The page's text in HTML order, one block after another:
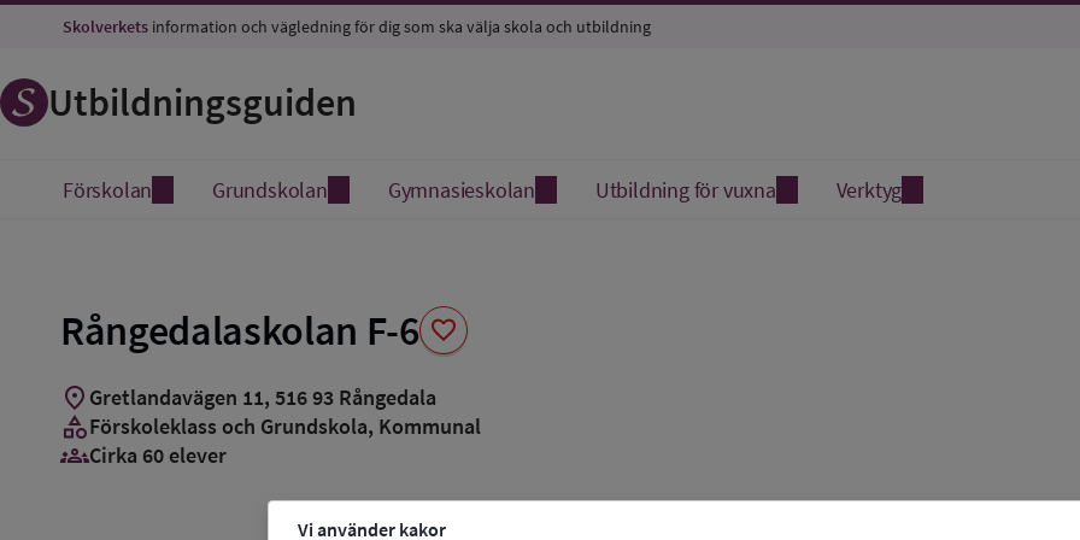
Vi använder kakor
Skolverkets information och vägledning för dig som ska välja skola och utbildning
Utbildningsguiden
Förskolan Grundskolan Gymnasieskolan Utbildning för vuxna Verktyg
Rångedalaskolan F-6 favorite
Spara
location_on Gretlandavägen 11, 51693 Rångedala
categoryFörskoleklass och Grundskola, Kommunal
groups_3Cirka 60 elever